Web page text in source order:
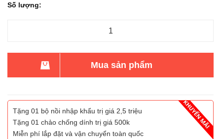
Số lượng:
Mua sản phẩm
Tặng 01 bộ nồi nhập khẩu trị giá 2,5 triệu
Tặng 01 chảo chống dính trị giá 500k
Miễn phí lắp đặt và vận chuyển toàn quốc